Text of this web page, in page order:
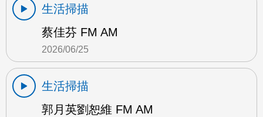
生活掃描
蔡佳芬 FM AM
2026/06/25
生活掃描
郭月英劉恕維 FM AM